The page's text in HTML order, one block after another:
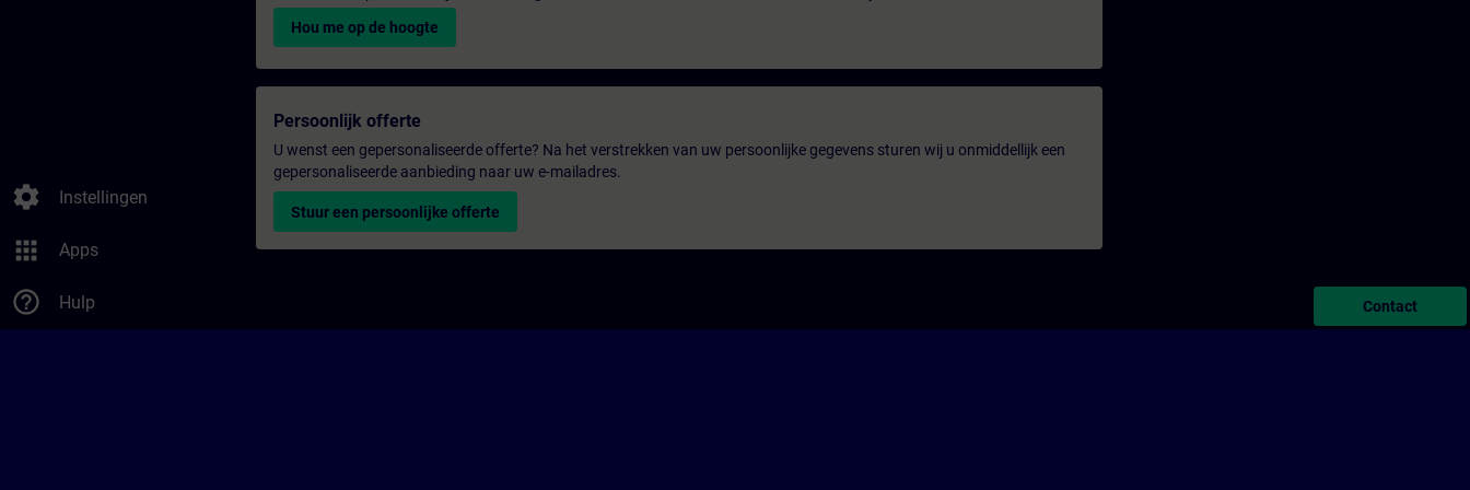
settings Instellingen
apps Apps
help_outline Hulp
Hou me op de hoogte
Persoonlijk offerte
U wenst een gepersonaliseerde offerte? Na het verstrekken van uw persoonlijke gegevens sturen wij u onmiddellijk een
gepersonaliseerde aanbieding naar uw e-mailadres.
Stuur een persoonlijke offerte
Contact